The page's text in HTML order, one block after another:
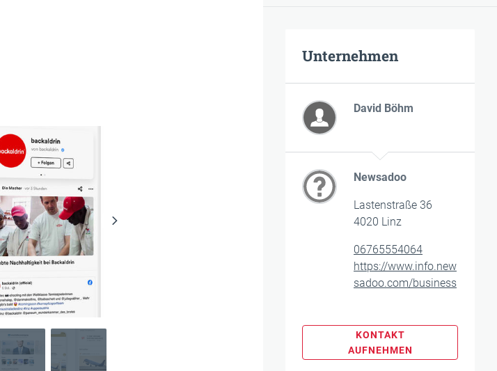
Unternehmen
David Böhm
Newsadoo
Lastenstraße 36
4020 Linz
06765554064
https://www.info.new
sadoo.com/business
KONTAKT
AUFNEHMEN